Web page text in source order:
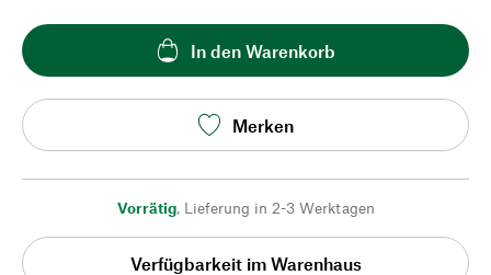
In den Warenkorb
Merken
Vorrätig, Lieferung in 2-3 Werktagen
Verfügbarkeit im Warenhaus